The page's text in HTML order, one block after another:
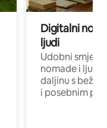
Digitalni
ljudi
Udobni
nomade i ljude
daljinu s
i posebnim